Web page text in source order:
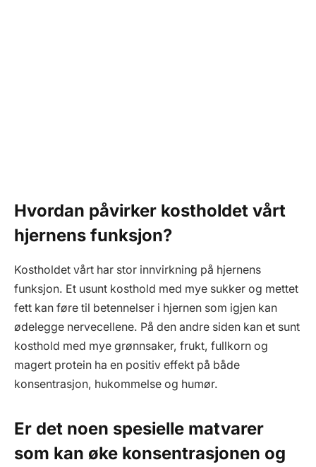
Hvordan påvirker kostholdet vårt
hjernens funksjon?
Kostholdet vårt har stor innvirkning på hjernens
funksjon. Et usunt kosthold med mye sukker og mettet
fett kan føre til betennelser i hjernen som igjen kan
ødelegge nervecellene. På den andre siden kan et sunt
kosthold med mye grønnsaker, frukt, fullkorn og
magert protein ha en positiv effekt på både
konsentrasjon, hukommelse og humør.
Er det noen spesielle matvarer
som kan øke konsentrasjonen og